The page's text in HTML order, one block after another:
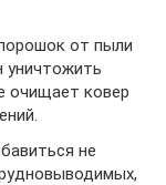
от пыли
уничтожить
очищает ковер
не